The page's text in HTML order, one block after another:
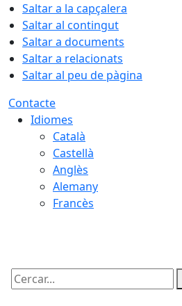
Saltar a la capçalera
Saltar al contingut
Saltar a documents
Saltar a relacionats
Saltar al peu de pàgina
Contacte
Idiomes
Català
Castellà
Anglès
Alemany
Francès
Cercar: